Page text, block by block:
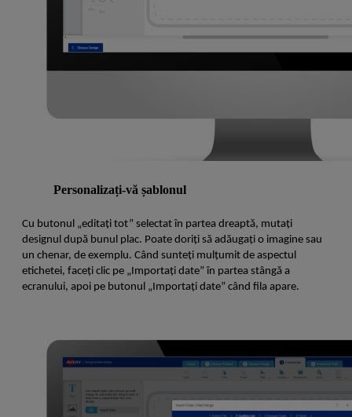
Personalizați-vă șablonul
Cu butonul „editați tot” selectat în partea dreaptă, mutați
designul după bunul plac. Poate doriți să adăugați o imagine sau
un chenar, de exemplu. Când sunteți mulțumit de aspectul
etichetei, faceți clic pe „Importați date” în partea stângă a
ecranului, apoi pe butonul „Importați date” când fila apare.